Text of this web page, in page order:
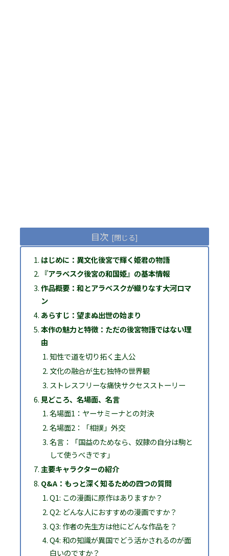
目次
はじめに：異文化後宮で輝く姫君の物語
『アラベスク後宮の和国姫』の基本情報
作品概要：和とアラベスクが織りなす大河ロマ
ン
あらすじ：望まぬ出世の始まり
本作の魅力と特徴：ただの後宮物語ではない理
由
知性で道を切り拓く主人公
文化の融合が生む独特の世界観
ストレスフリーな痛快サクセスストーリー
見どころ、名場面、名言
名場面1：ヤーサミーナとの対決
名場面2：「相撲」外交
名言：「国益のためなら、奴隷の自分は駒と
して使うべきです」
主要キャラクターの紹介
Q&A：もっと深く知るための四つの質問
Q1: この漫画に原作はありますか？
Q2: どんな人におすすめの漫画ですか？
Q3: 作者の先生方は他にどんな作品を？
Q4: 和の知識が異国でどう活かされるのが面
白いのですか？